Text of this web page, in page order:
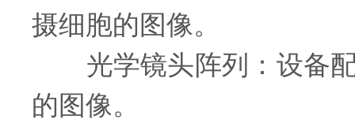
摄细胞的图像。
光学镜头阵列：设备配
的图像。